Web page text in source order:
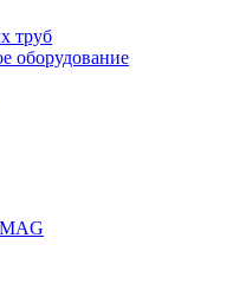
труб
оборудование